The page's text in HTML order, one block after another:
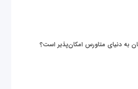
به دنیای متاورس امکان‌پذیر است؟